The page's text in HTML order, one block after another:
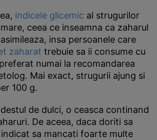
indicele glicemic al strugurilor
ceea ce inseamna ca zaharul
insa persoanele care
zaharat trebuie sa ii consume cu
numai la recomandarea
Mai exact, strugurii ajung si
100 g.
de dulci, o ceasca continand
De aceea, daca doriti sa
sa mancati foarte multe